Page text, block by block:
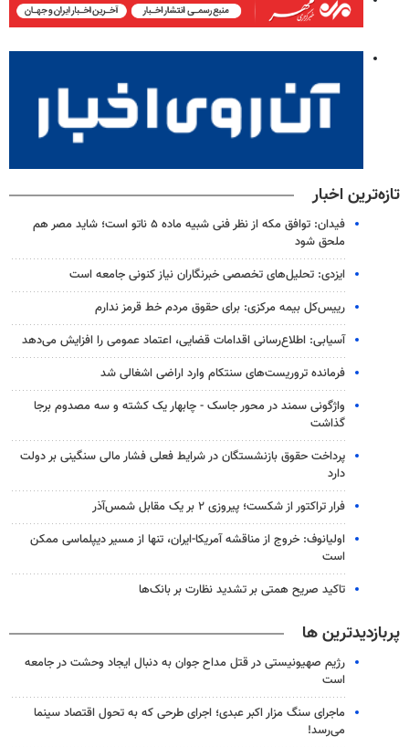
تازه‌ترین اخبار
فیدان: توافق مکه از نظر فنی شبیه ماده ۵ ناتو است؛ شاید مصر هم
ملحق شود
ایزدی: تحلیل‌های تخصصی خبرنگاران نیاز کنونی جامعه است
رییس‌کل بیمه مرکزی: برای حقوق مردم خط قرمز ندارم
آسیابی: اطلاع‌رسانی اقدامات قضایی، اعتماد عمومی را افزایش می‌دهد
فرمانده تروریست‌های سنتکام وارد اراضی اشغالی شد
واژگونی سمند در محور جاسک - چابهار یک کشته و سه مصدوم برجا
گذاشت
پرداخت حقوق بازنشستگان در شرایط فعلی فشار مالی سنگینی بر دولت
دارد
فرار تراکتور از شکست؛ پیروزی ۲ بر یک مقابل شمس‌آذر
اولیانوف: خروج از مناقشه آمریکا-ایران، تنها از مسیر دیپلماسی ممکن
است
تاکید صریح همتی بر تشدید نظارت بر بانک‌ها
پربازدیدترین ها
رژیم صهیونیستی در قتل مداح جوان به دنبال ایجاد وحشت در جامعه
است
ماجرای سنگ مزار اکبر عبدی؛ اجرای طرحی که به تحول اقتصاد سینما
می‌رسد!